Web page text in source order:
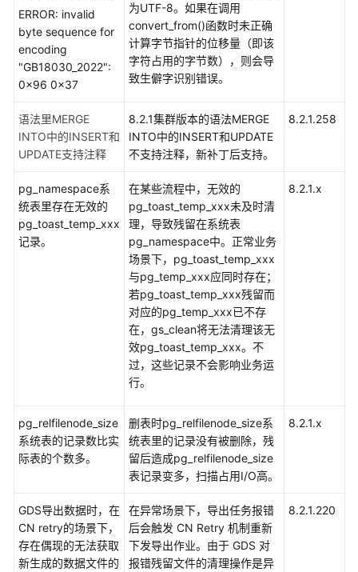
查
看
DWS
版
本
9.1.1.x
版
说
明
明
(云
原
8.3.0
版
本
ERROR: invalid
byte sequence for
encoding
"GB18030_2022":
0x96 0x37
为UTF-8。如果在调用
convert_from()函数时未正确
计算字节指针的位移量（即该
字符占用的字节数），则会导
致生僻字识别错误。
语法里MERGE
INTO中的INSERT和
UPDATE支持注释
8.2.1集群版本的语法MERGE
INTO中的INSERT和UPDATE
不支持注释，新补丁后支持。
8.2.1.258
pg_namespace系
统表里存在无效的
pg_toast_temp_xxx
记录。
在某些流程中，无效的
pg_toast_temp_xxx未及时清
理，导致残留在系统表
pg_namespace中。正常业务
场景下，pg_toast_temp_xxx
与pg_temp_xxx应同时存在；
若pg_toast_temp_xxx残留而
对应的pg_temp_xxx已不存
在，gs_clean将无法清理该无
效pg_toast_temp_xxx。不
过，这些记录不会影响业务运
行。
8.2.1.x
pg_relfilenode_size
系统表的记录数比实
际表的个数多。
删表时pg_relfilenode_size系
统表里的记录没有被删除，残
留后造成pg_relfilenode_size
表记录变多，扫描占用I/O高。
8.2.1.x
GDS导出数据时，在
CN retry的场景下，
存在偶现的无法获取
新生成的数据文件的
在异常场景下，导出任务报错
后会触发 CN Retry 机制重新
下发导出作业。由于 GDS 对
报错残留文件的清理操作是异
8.2.1.220